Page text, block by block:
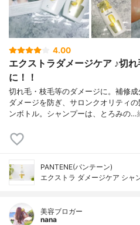
4.00
エクストラダメージケア ♪切
に！！
切れ毛・枝毛等のダメージに。補修
ダメージを防ぎ、サロンクオリティ
ンボトル。シャンプーは、とろみの…
PANTENE(パンテーン)
エクストラ ダメージケア シャ
美容ブロガー
nana